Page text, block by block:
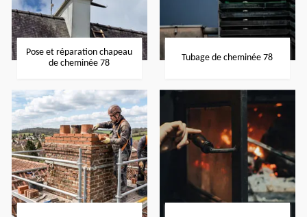
Pose et réparation chapeau
de cheminée 78
Tubage de cheminée 78